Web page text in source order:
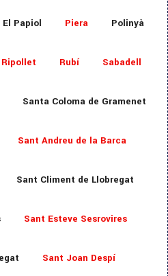
El Papiol Piera Polinyà
Ripollet Rubí Sabadell
Santa Coloma de Gramenet
Sant Andreu de la Barca
Sant Climent de Llobregat
Sant Esteve Sesrovires
Sant Joan Despí